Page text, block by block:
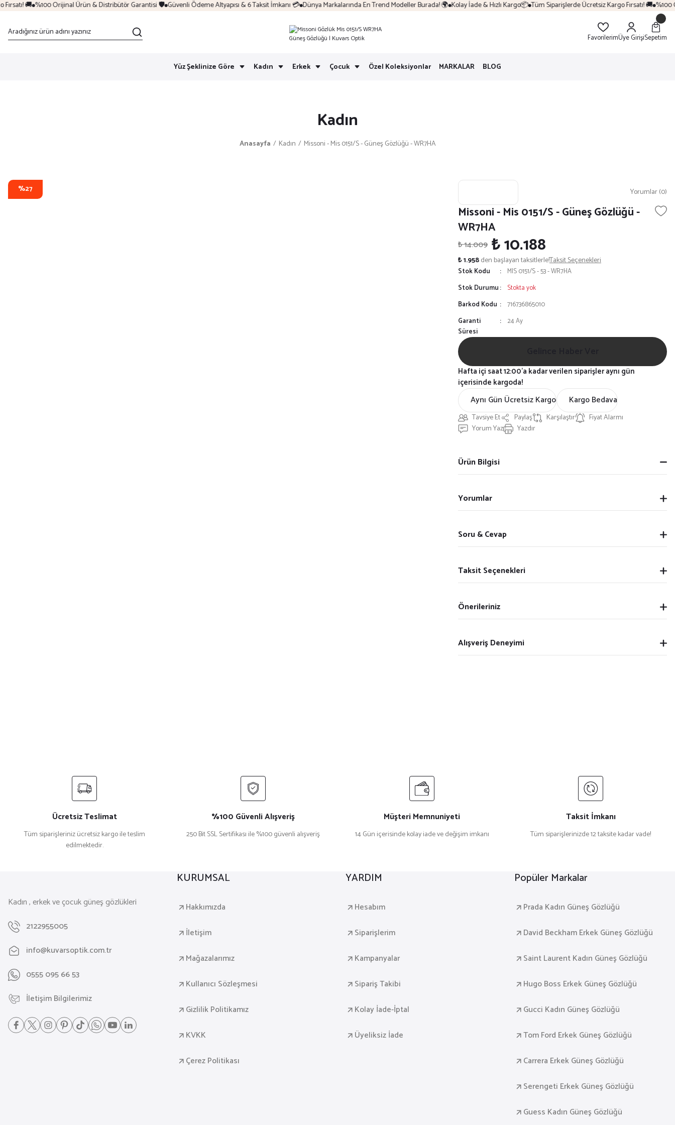
🚚 %100 Orijinal Ürün & Distribütör Garantisi 🛡️ Güvenli Ödeme Altyapısı & 6 Taksit İmkanı 💳 Dünya Markalarında En Trend Modeller Burada! 🌍 Kolay İade & Hızlı Kargo📦 Tüm Siparişlerde Ücretsiz Kargo Fırsatı! 🚚 %100
FavorilerimÜye GirişiSepetim
Yüz Şeklinize Göre Kadın Erkek Çocuk Özel Koleksiyonlar MARKALAR BLOG
Kadın
Anasayfa Kadın Missoni - Mis 0151/S - Güneş Gözlüğü - WR7HA
%27 Yorumlar (0)
Missoni - Mis 0151/S - Güneş Gözlüğü -
WR7HA
₺ 14.009 ₺ 10.188
₺ 1.958den başlayan taksitlerle!Taksit Seçenekleri
Stok Kodu
MIS 0151/S - 53 - WR7HA
Stok Durumu
Stokta yok
Barkod Kodu
716736865010
Garanti
Süresi
24 Ay
Aynı Gün Ücretsiz Kargo Kargo Bedava
Tavsiye Et Paylaş Karşılaştır
Fiyat Alarmı
Yorum Yaz
Yazdır
Hafta içi saat 12:00'a kadar verilen siparişler aynı gün
içerisinde kargoda!
Ürün Bilgisi
Yorumlar
Soru & Cevap
Taksit Seçenekleri
Önerileriniz
Alışveriş Deneyimi
Ücretsiz Teslimat
Tüm siparişleriniz ücretsiz kargo ile teslim
edilmektedir.
%100 Güvenli Alışveriş
250 Bit SSL Sertifikası ile %100 güvenli alışveriş
Müşteri Memnuniyeti
14 Gün içerisinde kolay iade ve değişim imkanı
Taksit İmkanı
Tüm siparişlerinizde 12 taksite kadar vade!
Kadın , erkek ve çocuk güneş gözlükleri
2122955005
info@kuvarsoptik.com.tr
0555 095 66 53
İletişim Bilgilerimiz
KURUMSAL
Hakkımızda
İletişim
Mağazalarımız
Kullanıcı Sözleşmesi
Gizlilik Politikamız
KVKK
Çerez Politikası
YARDIM
Hesabım
Siparişlerim
Kampanyalar
Sipariş Takibi
Kolay İade-İptal
Üyeliksiz İade
Popüler Markalar
Prada Kadın Güneş Gözlüğü
David Beckham Erkek Güneş Gözlüğü
Saint Laurent Kadın Güneş Gözlüğü
Hugo Boss Erkek Güneş Gözlüğü
Gucci Kadın Güneş Gözlüğü
Tom Ford Erkek Güneş Gözlüğü
Carrera Erkek Güneş Gözlüğü
Serengeti Erkek Güneş Gözlüğü
Guess Kadın Güneş Gözlüğü